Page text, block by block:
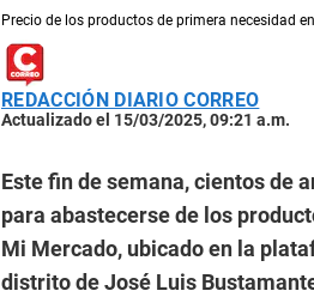
Precio de los productos de primera necesidad
REDACCIÓN DIARIO CORREO
Actualizado el 15/03/2025, 09:21 a.m.
Este fin de semana, cientos de
para abastecerse de los
Mi Mercado, ubicado en la
distrito de José Luis